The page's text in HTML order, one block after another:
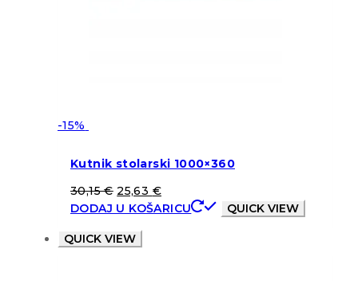
-15%
Kutnik stolarski 1000×360
30,15€ 25,63 €
DODAJ U KOŠARICU
QUICK VIEW
QUICK VIEW